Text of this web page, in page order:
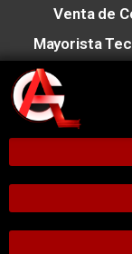
Venta de
Mayorista